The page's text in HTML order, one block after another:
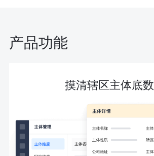
合规测评
文档内容检测
历史数据清洗
广告合规
产品功能
摸清辖区主体底数
手游智能反外挂
Android应用加固
iOS应用加固
小程序安全
内容风控全链路
身份信息认证